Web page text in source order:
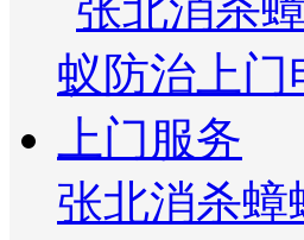
张北消杀